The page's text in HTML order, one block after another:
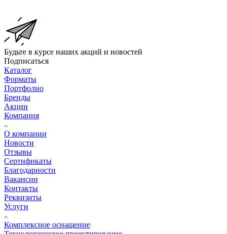
Будьте в курсе наших акций и новостей
Подписаться
Каталог
Форматы
Портфолио
Бренды
Акции
Компания
О компании
Новости
Отзывы
Сертификаты
Благодарности
Вакансии
Контакты
Реквизиты
Услуги
Комплексное оснащение